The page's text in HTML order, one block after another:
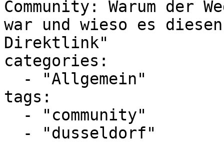
Community: Warum der
war und wieso es
Direktlink"
categories:
tags: